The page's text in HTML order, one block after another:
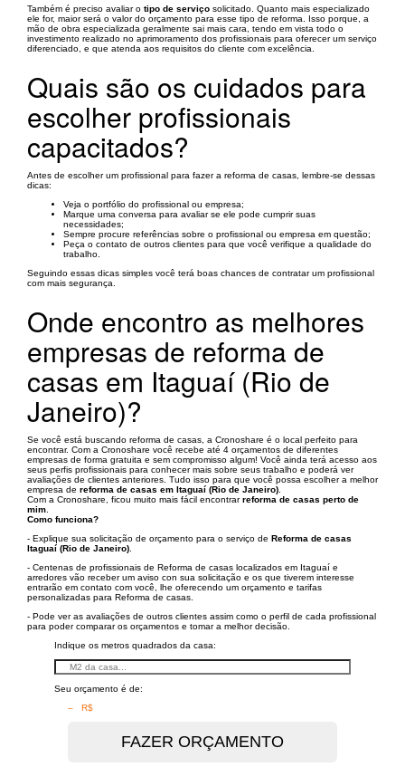
Também é preciso avaliar o tipo de serviço solicitado. Quanto mais especializado
ele for, maior será o valor do orçamento para esse tipo de reforma. Isso porque, a
mão de obra especializada geralmente sai mais cara, tendo em vista todo o
investimento realizado no aprimoramento dos profissionais para oferecer um serviço
diferenciado, e que atenda aos requisitos do cliente com excelência.
Quais são os cuidados para
escolher profissionais
capacitados?
Antes de escolher um profissional para fazer a reforma de casas, lembre-se dessas
dicas:
Veja o portfólio do profissional ou empresa;
Marque uma conversa para avaliar se ele pode cumprir suas
necessidades;
Sempre procure referências sobre o profissional ou empresa em questão;
Peça o contato de outros clientes para que você verifique a qualidade do
trabalho.
Seguindo essas dicas simples você terá boas chances de contratar um profissional
com mais segurança.
Onde encontro as melhores
empresas de reforma de
casas em Itaguaí (Rio de
Janeiro)?
Se você está buscando reforma de casas, a Cronoshare é o local perfeito para
encontrar. Com a Cronoshare você recebe até 4 orçamentos de diferentes
empresas de forma gratuita e sem compromisso algum! Você ainda terá acesso aos
seus perfis profissionais para conhecer mais sobre seus trabalho e poderá ver
avaliações de clientes anteriores. Tudo isso para que você possa escolher a melhor
empresa de reforma de casas em Itaguaí (Rio de Janeiro)
Com a Cronoshare, ficou muito mais fácil encontrarreforma de casas perto de
mim
Como funciona?
- Explique sua solicitação de orçamento para o serviço de Reforma de casas
Itaguaí (Rio de Janeiro)
- Centenas de profissionais de Reforma de casas localizados em Itaguaí e
arredores vão receber um aviso con sua solicitação e os que tiverem interesse
entrarão em contato com você, lhe oferecendo um orçamento e tarifas
personalizadas para Reforma de casas.
- Pode ver as avaliações de outros clientes assim como o perfil de cada profissional
para poder comparar os orçamentos e tomar a melhor decisão.
Indique os metros quadrados da casa:
Seu orçamento é de:
– R$